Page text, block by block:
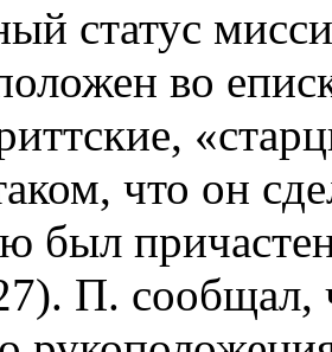
статус
во
что он
был
П. сообщал,